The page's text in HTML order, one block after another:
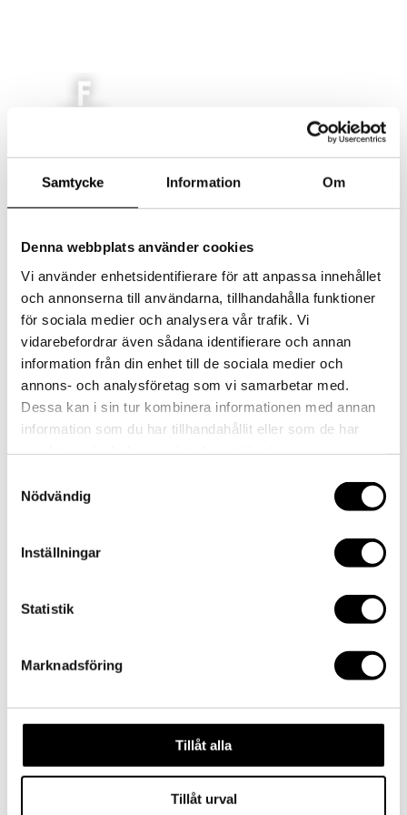
Samtycke Information Om
Denna webbplats använder cookies
Vi använder enhetsidentifierare för att anpassa innehållet
och annonserna till användarna, tillhandahålla funktioner
för sociala medier och analysera vår trafik. Vi
vidarebefordrar även sådana identifierare och annan
information från din enhet till de sociala medier och
annons- och analysföretag som vi samarbetar med.
Dessa kan i sin tur kombinera informationen med annan
information som du har tillhandahållit eller som de har
Nödvändig
Inställningar
Statistik
Marknadsföring
Tillåt alla
Tillåt urval
AKTUELLT
LOKAL
FEST/BRÖLLOP
KONTAKT
Select Page
gant-5
byadmin |2017-04-18|0 comments
Submit a Comment
Required
Email*